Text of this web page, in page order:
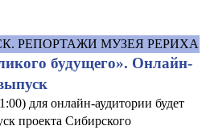
РЕПОРТАЖИ МУЗЕЯ РЕРИХА
будущего». Онлайн-
для онлайн-аудитории будет
проекта Сибирского